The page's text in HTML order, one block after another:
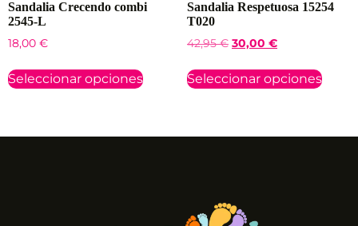
Sandalia Crecendo combi
2545-L
18,00 €
Seleccionar opciones
Sandalia Respetuosa 15254
T020
42,95€ 30,00 €
Seleccionar opciones